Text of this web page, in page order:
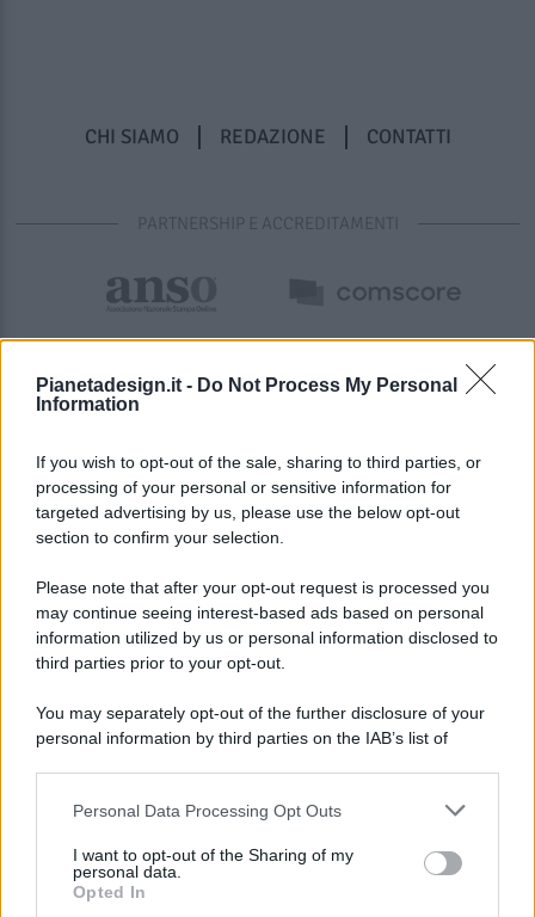
Pianetadesign.it - Do Not Process My Personal
Information
If you wish to opt-out of the sale, sharing to third parties, or
processing of your personal or sensitive information for
targeted advertising by us, please use the below opt-out
section to confirm your selection.
Please note that after your opt-out request is processed you
may continue seeing interest-based ads based on personal
information utilized by us or personal information disclosed to
third parties prior to your opt-out.
You may separately opt-out of the further disclosure of your
personal information by third parties on the IAB’s list of
This information may also be disclosed by us to third parties
disclose it to other third parties.
Personal Data Processing Opt Outs
I want to opt-out of the Sharing of my
personal data.
Opted In
CHI SIAMO REDAZIONE CONTATTI
PARTNERSHIP E ACCREDITAMENTI
© 2026 - Pianeta Design - P.IVA 04827280654 - Testata
Registrata Al Tribunale Di Nocera Inferiore N. 8/2020 - RG N.
ISCRIZIONE AL ROC N. 35792 – ISCRITTA ALL’ANSO
(ASSOCIAZIONE NAZIONALE STAMPA ONLINE)
PREFERENZE PRIVACY